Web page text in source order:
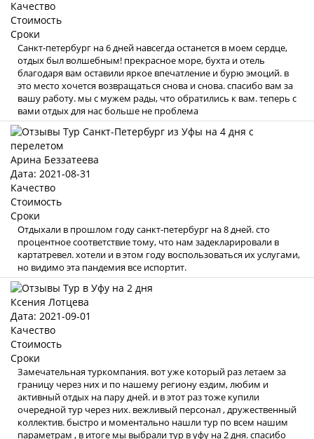
Качество
Стоимость
Сроки
Санкт-петербург на 6 дней навсегда останется в моем сердце,
отдых был волшебным! прекрасное море, бухта и отель
благодаря вам оставили яркое впечатление и бурю эмоций. в
это место хочется возвращаться снова и снова. спасибо вам за
вашу работу. мы с мужем рады, что обратились к вам. теперь с
вами отдых для нас больше не проблема
Арина Беззатеева
Дата: 2021-08-31
Качество
Стоимость
Сроки
Отдыхали в прошлом году санкт-петербург на 8 дней. сто
процентное соответствие тому, что нам задекларировали в
картатревел. хотели и в этом году воспользоваться их услугами,
но видимо эта пандемия все испортит.
Ксения Лотцева
Дата: 2021-09-01
Качество
Стоимость
Сроки
Замечательная туркомпания. вот уже который раз летаем за
границу через них и по нашему региону ездим, любим и
активный отдых на пару дней. и в этот раз тоже купили
очередной тур через них. вежливый персонал , дружественный
коллектив. быстро и моментально нашли тур по всем нашим
параметрам , в итоге мы выбрали тур в уфу на 2 дня. спасибо